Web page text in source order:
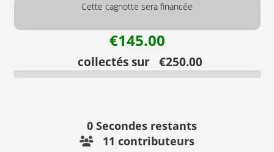
Cette cagnotte sera financée
€145.00
collectés sur €250.00
0Secondes restants
11 contributeurs